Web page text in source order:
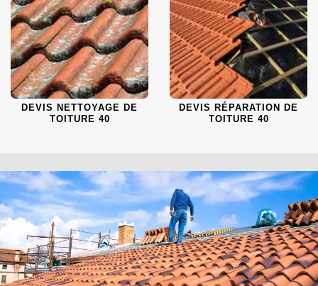
DEVIS NETTOYAGE DE
TOITURE 40
DEVIS RÉPARATION DE
TOITURE 40